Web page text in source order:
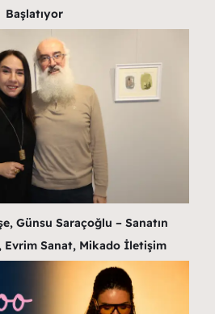
Başlatıyor
Günsu Saraçoğlu – Sanatın
Evrim Sanat, Mikado İletişim